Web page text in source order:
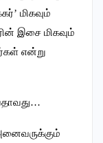
மிகவும்
இசை மிகவும்
என்று